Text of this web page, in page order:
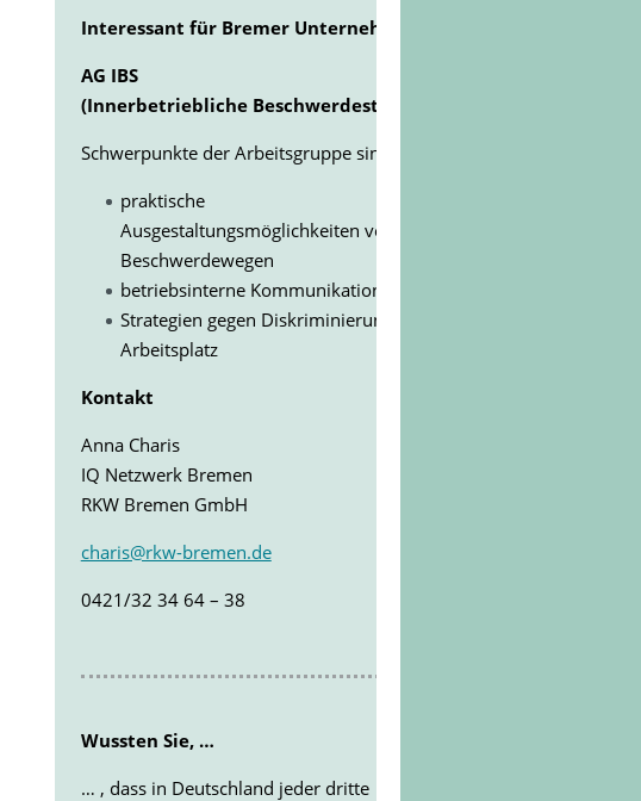
Interessant für Bremer Unternehmen
AG IBS
(Innerbetriebliche Beschwerdestelle)
Schwerpunkte der Arbeitsgruppe sind u.a.
praktische
Ausgestaltungsmöglichkeiten von
Beschwerdewegen
betriebsinterne Kommunikation
Strategien gegen Diskriminierung am
Arbeitsplatz
Kontakt
Anna Charis
IQ Netzwerk Bremen
RKW Bremen GmbH
charis@rkw-bremen.de
0421/32 34 64 – 38
Wussten Sie, …
… , dass in Deutschland jeder dritte